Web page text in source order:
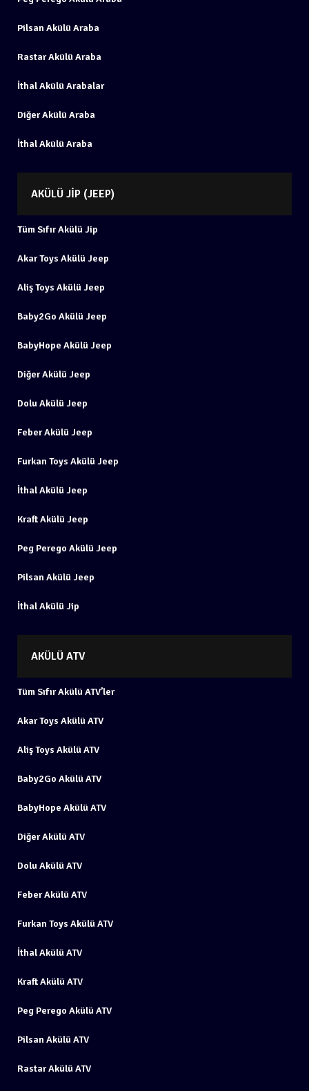
Pilsan Akülü Araba
Rastar Akülü Araba
İthal Akülü Arabalar
Diğer Akülü Araba
İthal Akülü Araba
AKÜLÜ JIP (JEEP)
Tüm Sıfır Akülü Jip
Akar Toys Akülü Jeep
Aliş Toys Akülü Jeep
Baby2Go Akülü Jeep
BabyHope Akülü Jeep
Diğer Akülü Jeep
Dolu Akülü Jeep
Feber Akülü Jeep
Furkan Toys Akülü Jeep
İthal Akülü Jeep
Kraft Akülü Jeep
Peg Perego Akülü Jeep
Pilsan Akülü Jeep
İthal Akülü Jip
AKÜLÜ ATV
Tüm Sıfır Akülü ATV’ler
Akar Toys Akülü ATV
Aliş Toys Akülü ATV
Baby2Go Akülü ATV
BabyHope Akülü ATV
Diğer Akülü ATV
Dolu Akülü ATV
Feber Akülü ATV
Furkan Toys Akülü ATV
İthal Akülü ATV
Kraft Akülü ATV
Peg Perego Akülü ATV
Pilsan Akülü ATV
Rastar Akülü ATV